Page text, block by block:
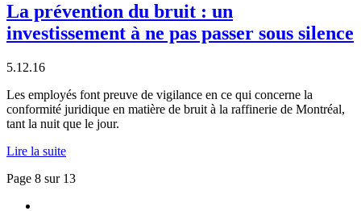
La prévention du bruit : un
investissement à ne pas passer sous silence
5.12.16
Les employés font preuve de vigilance en ce qui concerne la
conformité juridique en matière de bruit à la raffinerie de Montréal,
tant la nuit que le jour.
Lire la suite
Page 8 sur 13